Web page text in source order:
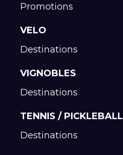
Promotions
VELO
Destinations
VIGNOBLES
Destinations
TENNIS / PICKLEBALL
Destinations